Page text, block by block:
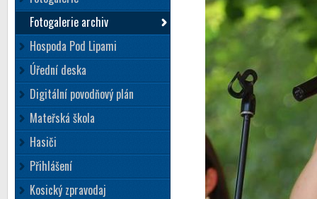
Fotogalerie archiv
Hospoda Pod Lipami
Úřední deska
Digitální povodňový plán
Mateřská škola
Hasiči
Přihlášení
Kosický zpravodaj